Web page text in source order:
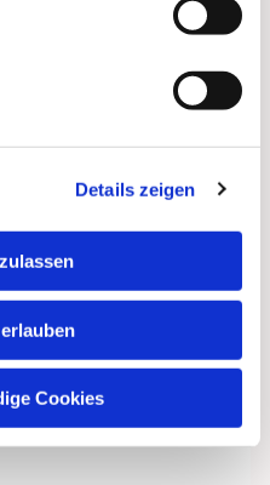
Details zeigen
Cookies